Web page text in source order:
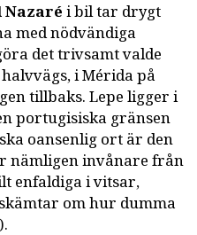
i bil tar drygt
med nödvändiga
det trivsamt valde
i Mérida på
tillbaks. Lepe ligger i
portugisiska gränsen
oansenlig ort är den
nämligen invånare från
enfaldiga i vitsar,
om hur dumma